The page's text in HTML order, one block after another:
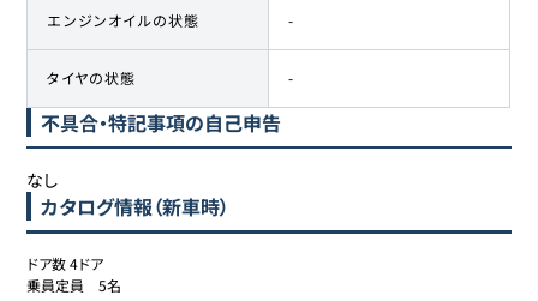
エンジンオイルの状態 -
タイヤの状態 -
不具合・特記事項の自己申告
なし
カタログ情報（新車時）
ドア数	4ドア
乗員定員	5名